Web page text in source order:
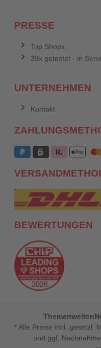
PRESSE
Top Shops
39x getestet - in
UNTERNEHMEN
Kontakt
BEWERTUNGEN
Themenwelten
* Alle Preise inkl. gesetzl.
und ggf.